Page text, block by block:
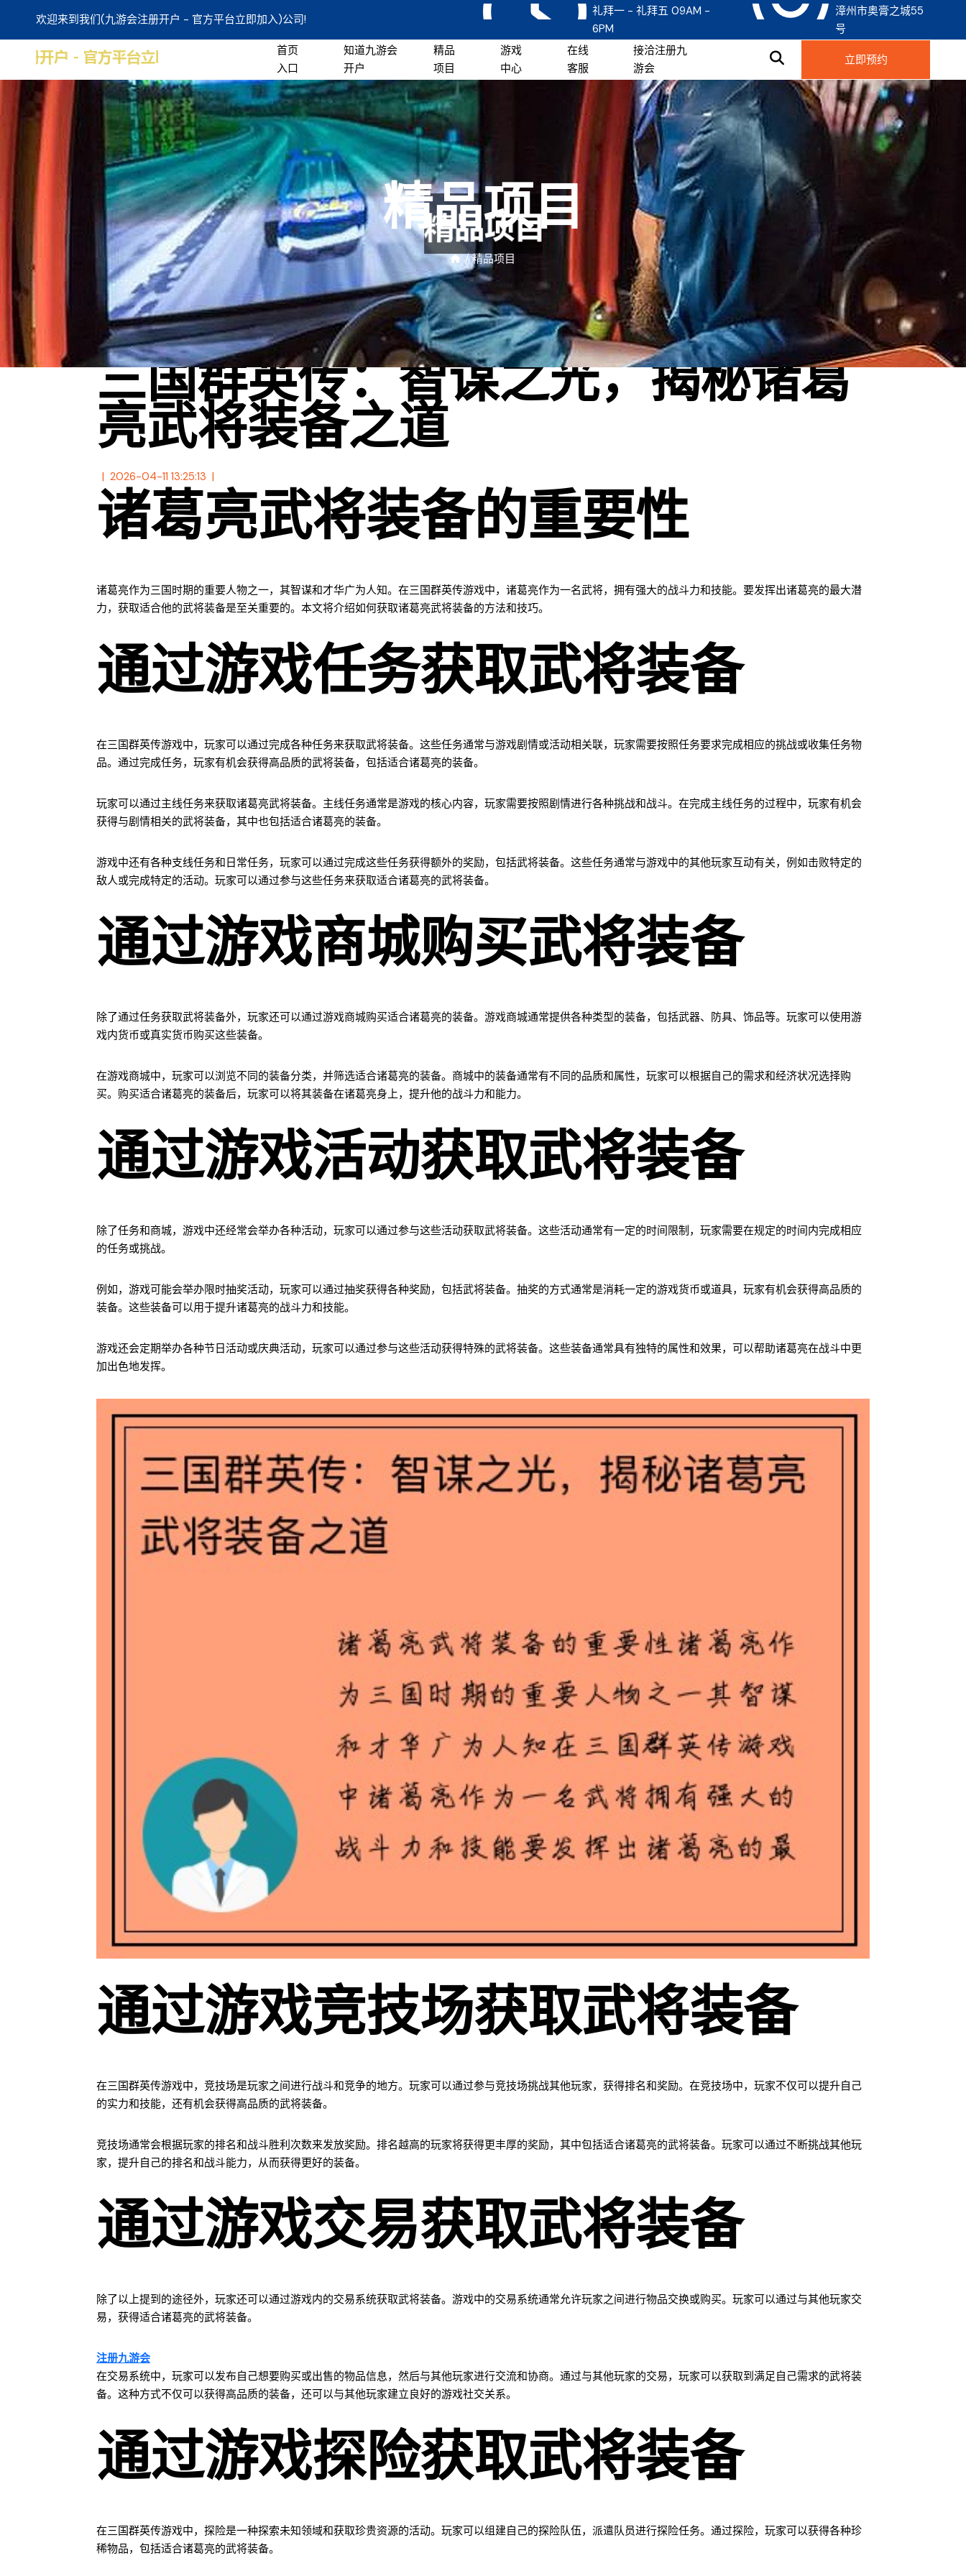
欢迎来到我们(九游会注册开户 - 官方平台立即加入)公司!
礼拜一 - 礼拜五 09AM -
6PM
漳州市奥膏之城55
号
首页
入口
知道九游会
开户
精品
项目
游戏
中心
在线
客服
接洽注册九
游会
立即预约
精品项目
/ 精品项目
三国群英传：智谋之光，揭秘诸葛
亮武将装备之道
2026-04-11 13:25:13
诸葛亮武将装备的重要性
诸葛亮作为三国时期的重要人物之一，其智谋和才华广为人知。在三国群英传游戏中，诸葛亮作为一名武将，拥有强大的战斗力和技能。要发挥出诸葛亮的最大潜
力，获取适合他的武将装备是至关重要的。本文将介绍如何获取诸葛亮武将装备的方法和技巧。
通过游戏任务获取武将装备
在三国群英传游戏中，玩家可以通过完成各种任务来获取武将装备。这些任务通常与游戏剧情或活动相关联，玩家需要按照任务要求完成相应的挑战或收集任务物
品。通过完成任务，玩家有机会获得高品质的武将装备，包括适合诸葛亮的装备。
玩家可以通过主线任务来获取诸葛亮武将装备。主线任务通常是游戏的核心内容，玩家需要按照剧情进行各种挑战和战斗。在完成主线任务的过程中，玩家有机会
获得与剧情相关的武将装备，其中也包括适合诸葛亮的装备。
游戏中还有各种支线任务和日常任务，玩家可以通过完成这些任务获得额外的奖励，包括武将装备。这些任务通常与游戏中的其他玩家互动有关，例如击败特定的
敌人或完成特定的活动。玩家可以通过参与这些任务来获取适合诸葛亮的武将装备。
通过游戏商城购买武将装备
除了通过任务获取武将装备外，玩家还可以通过游戏商城购买适合诸葛亮的装备。游戏商城通常提供各种类型的装备，包括武器、防具、饰品等。玩家可以使用游
戏内货币或真实货币购买这些装备。
在游戏商城中，玩家可以浏览不同的装备分类，并筛选适合诸葛亮的装备。商城中的装备通常有不同的品质和属性，玩家可以根据自己的需求和经济状况选择购
买。购买适合诸葛亮的装备后，玩家可以将其装备在诸葛亮身上，提升他的战斗力和能力。
通过游戏活动获取武将装备
除了任务和商城，游戏中还经常会举办各种活动，玩家可以通过参与这些活动获取武将装备。这些活动通常有一定的时间限制，玩家需要在规定的时间内完成相应
的任务或挑战。
例如，游戏可能会举办限时抽奖活动，玩家可以通过抽奖获得各种奖励，包括武将装备。抽奖的方式通常是消耗一定的游戏货币或道具，玩家有机会获得高品质的
装备。这些装备可以用于提升诸葛亮的战斗力和技能。
游戏还会定期举办各种节日活动或庆典活动，玩家可以通过参与这些活动获得特殊的武将装备。这些装备通常具有独特的属性和效果，可以帮助诸葛亮在战斗中更
加出色地发挥。
通过游戏竞技场获取武将装备
在三国群英传游戏中，竞技场是玩家之间进行战斗和竞争的地方。玩家可以通过参与竞技场挑战其他玩家，获得排名和奖励。在竞技场中，玩家不仅可以提升自己
的实力和技能，还有机会获得高品质的武将装备。
竞技场通常会根据玩家的排名和战斗胜利次数来发放奖励。排名越高的玩家将获得更丰厚的奖励，其中包括适合诸葛亮的武将装备。玩家可以通过不断挑战其他玩
家，提升自己的排名和战斗能力，从而获得更好的装备。
通过游戏交易获取武将装备
除了以上提到的途径外，玩家还可以通过游戏内的交易系统获取武将装备。游戏中的交易系统通常允许玩家之间进行物品交换或购买。玩家可以通过与其他玩家交
易，获得适合诸葛亮的武将装备。
注册九游会
在交易系统中，玩家可以发布自己想要购买或出售的物品信息，然后与其他玩家进行交流和协商。通过与其他玩家的交易，玩家可以获取到满足自己需求的武将装
备。这种方式不仅可以获得高品质的装备，还可以与其他玩家建立良好的游戏社交关系。
通过游戏探险获取武将装备
在三国群英传游戏中，探险是一种探索未知领域和获取珍贵资源的活动。玩家可以组建自己的探险队伍，派遣队员进行探险任务。通过探险，玩家可以获得各种珍
稀物品，包括适合诸葛亮的武将装备。